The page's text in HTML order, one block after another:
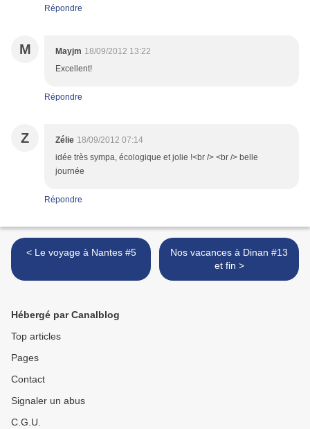
Répondre
M Mayjm 18/09/2012 13:22
Excellent!
Répondre
Z Zélie 18/09/2012 07:14
idée très sympa, écologique et jolie !<br /> <br /> belle
journée
Répondre
< Le voyage à Nantes #5
Nos vacances à Dinan #13
et fin >
Hébergé par Canalblog
Top articles
Pages
Contact
Signaler un abus
C.G.U.